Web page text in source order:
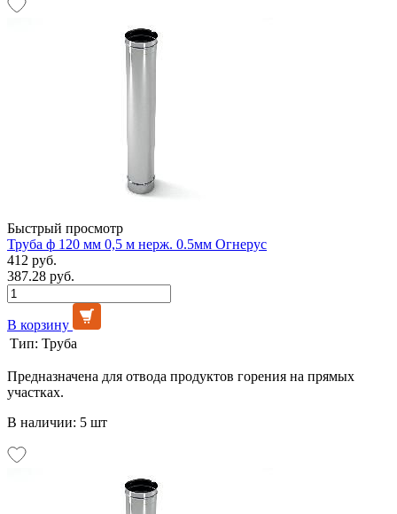
Быстрый просмотр
Труба ф 120 мм 0,5 м нерж. 0.5мм Огнерус
412 руб.
387.28 руб.
В корзину
Тип: Труба
Предназначена для отвода продуктов горения на прямых
участках.
В наличии: 5 шт